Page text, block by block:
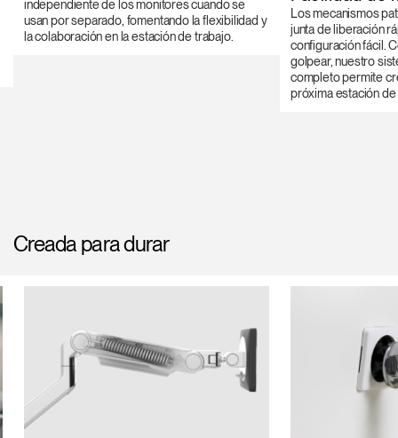
independiente de los monitores cuando se
usan por separado, fomentando la flexibilidad y
la colaboración en la estación de trabajo.
Los mecanismos
junta de liberación
configuración fácil.
golpear, nuestro
completo permite
próxima estación de
Creada para durar